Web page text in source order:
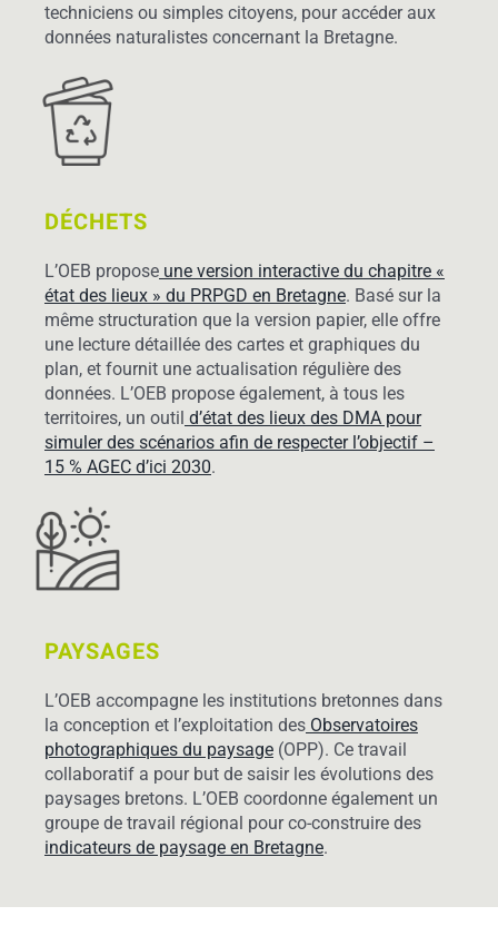
techniciens ou simples citoyens, pour accéder aux
données naturalistes concernant la Bretagne.
DÉCHETS
L’OEB propose une version interactive du chapitre «
état des lieux » du PRPGD en Bretagne. Basé sur la
même structuration que la version papier, elle offre
une lecture détaillée des cartes et graphiques du
plan, et fournit une actualisation régulière des
données. L’OEB propose également, à tous les
territoires, un outil d’état des lieux des DMA pour
simuler des scénarios afin de respecter l’objectif –
15 % AGEC d’ici 2030.
PAYSAGES
L’OEB accompagne les institutions bretonnes dans
la conception et l’exploitation des Observatoires
photographiques du paysage(OPP). Ce travail
collaboratif a pour but de saisir les évolutions des
paysages bretons. L’OEB coordonne également un
groupe de travail régional pour co-construire des
indicateurs de paysage en Bretagne.